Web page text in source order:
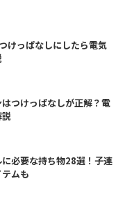
けっぱなしにしたら電気
はつけっぱなしが正解？電
に必要な持ち物28選！子連
ムも